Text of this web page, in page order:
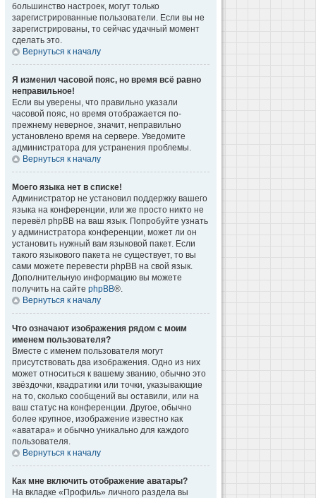
большинство настроек, могут только
зарегистрированные пользователи. Если вы не
зарегистрированы, то сейчас удачный момент
сделать это.
Вернуться к началу
Я изменил часовой пояс, но время всё равно
неправильное!
Если вы уверены, что правильно указали
часовой пояс, но время отображается по-
прежнему неверное, значит, неправильно
установлено время на сервере. Уведомите
администратора для устранения проблемы.
Вернуться к началу
Моего языка нет в списке!
Администратор не установил поддержку вашего
языка на конференции, или же просто никто не
перевёл phpBB на ваш язык. Попробуйте узнать
у администратора конференции, может ли он
установить нужный вам языковой пакет. Если
такого языкового пакета не существует, то вы
сами можете перевести phpBB на свой язык.
Дополнительную информацию вы можете
получить на сайте phpBB®.
Вернуться к началу
Что означают изображения рядом с моим
именем пользователя?
Вместе с именем пользователя могут
присутствовать два изображения. Одно из них
может относиться к вашему званию, обычно это
звёздочки, квадратики или точки, указывающие
на то, сколько сообщений вы оставили, или на
ваш статус на конференции. Другое, обычно
более крупное, изображение известно как
«аватара» и обычно уникально для каждого
пользователя.
Вернуться к началу
Как мне включить отображение аватары?
На вкладке «Профиль» личного раздела вы